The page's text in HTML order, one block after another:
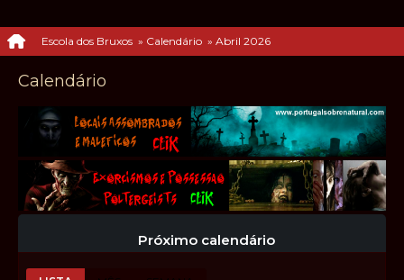
Escola dos Bruxos » Calendário » Abril 2026
Calendário
Próximo calendário